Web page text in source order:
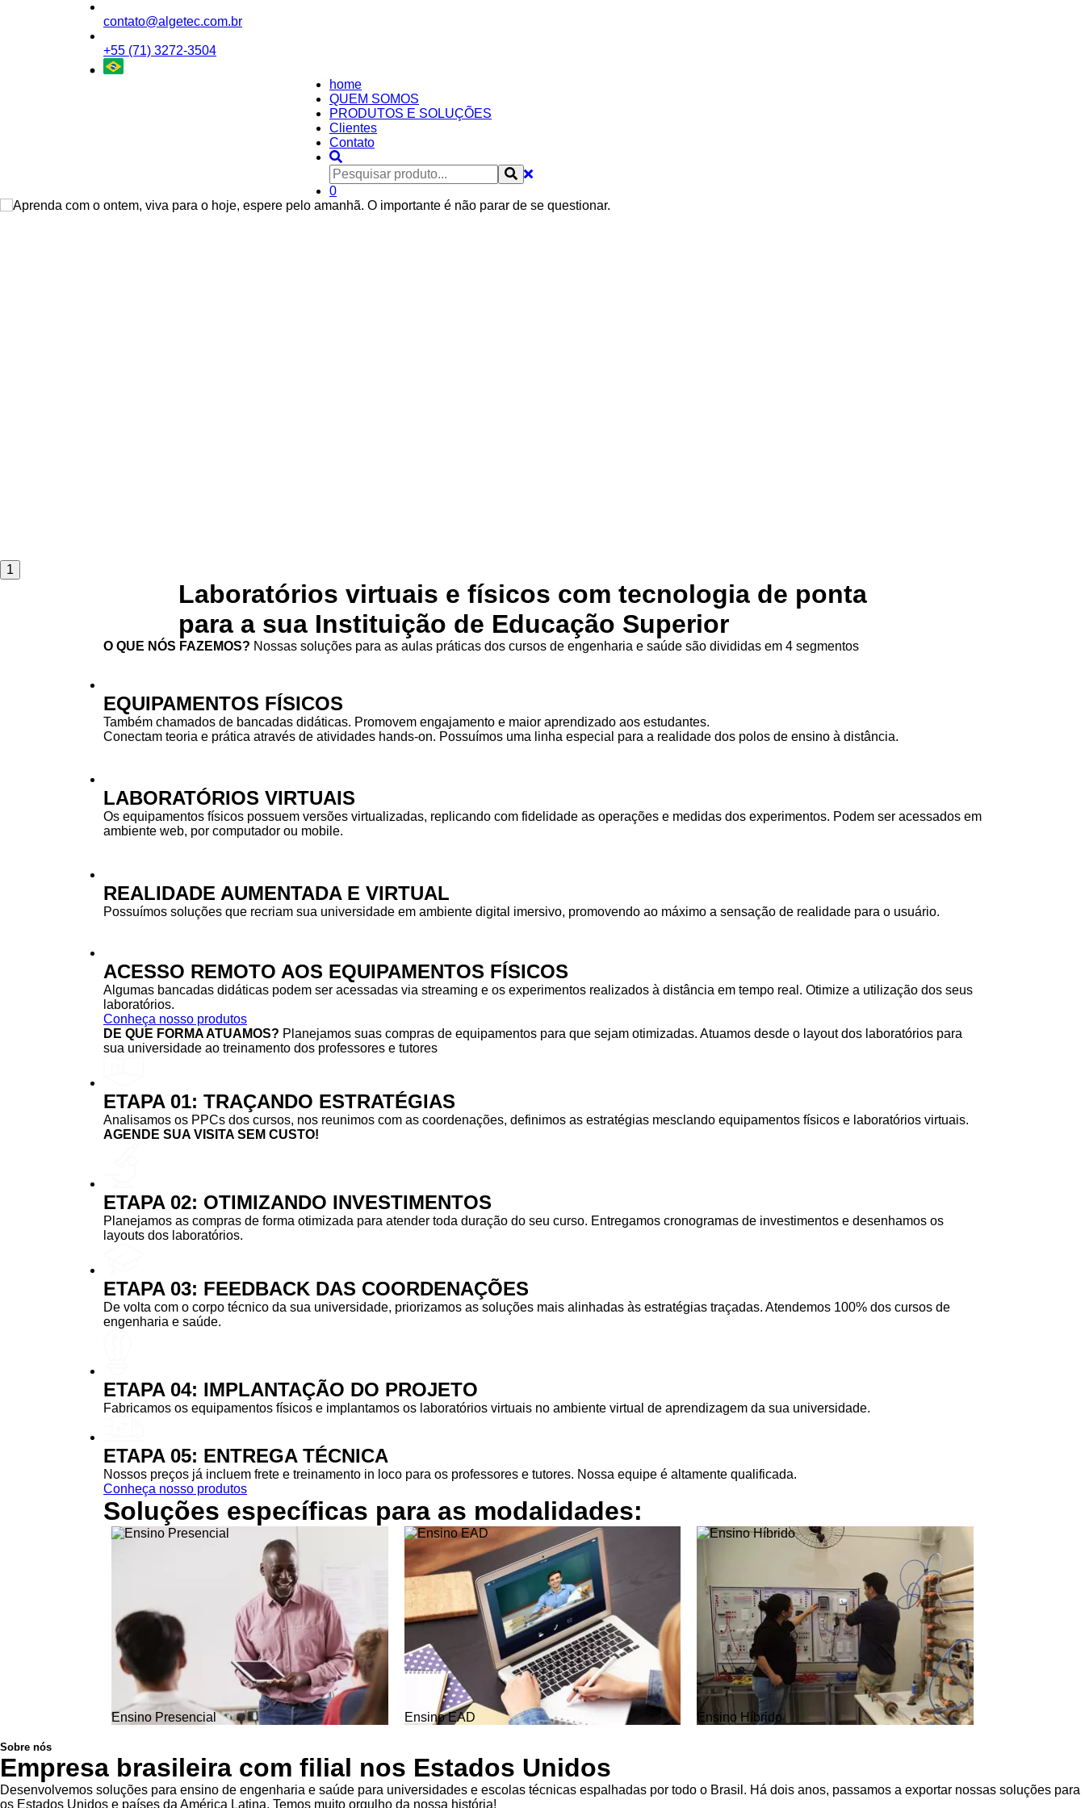
contato@algetec.com.br
+55 (71) 3272-3504
home
QUEM SOMOS
PRODUTOS E SOLUÇÕES
Clientes
Contato
0
1
Laboratórios virtuais e físicos com tecnologia de ponta
para a sua Instituição de Educação Superior
O QUE NÓS FAZEMOS? Nossas soluções para as aulas práticas dos cursos de engenharia e saúde são divididas em 4 segmentos
EQUIPAMENTOS FÍSICOS
Também chamados de bancadas didáticas. Promovem engajamento e maior aprendizado aos estudantes.
Conectam teoria e prática através de atividades hands-on. Possuímos uma linha especial para a realidade dos polos de ensino à distância.
LABORATÓRIOS VIRTUAIS
Os equipamentos físicos possuem versões virtualizadas, replicando com fidelidade as operações e medidas dos experimentos. Podem ser acessados em
ambiente web, por computador ou mobile.
REALIDADE AUMENTADA E VIRTUAL
Possuímos soluções que recriam sua universidade em ambiente digital imersivo, promovendo ao máximo a sensação de realidade para o usuário.
ACESSO REMOTO AOS EQUIPAMENTOS FÍSICOS
Algumas bancadas didáticas podem ser acessadas via streaming e os experimentos realizados à distância em tempo real. Otimize a utilização dos seus
laboratórios.
Conheça nosso produtos
DE QUE FORMA ATUAMOS? Planejamos suas compras de equipamentos para que sejam otimizadas. Atuamos desde o layout dos laboratórios para
sua universidade ao treinamento dos professores e tutores
ETAPA 01: TRAÇANDO ESTRATÉGIAS
Analisamos os PPCs dos cursos, nos reunimos com as coordenações, definimos as estratégias mesclando equipamentos físicos e laboratórios virtuais.
AGENDE SUA VISITA SEM CUSTO!
ETAPA 02: OTIMIZANDO INVESTIMENTOS
Planejamos as compras de forma otimizada para atender toda duração do seu curso. Entregamos cronogramas de investimentos e desenhamos os
layouts dos laboratórios.
ETAPA 03: FEEDBACK DAS COORDENAÇÕES
De volta com o corpo técnico da sua universidade, priorizamos as soluções mais alinhadas às estratégias traçadas. Atendemos 100% dos cursos de
engenharia e saúde.
ETAPA 04: IMPLANTAÇÃO DO PROJETO
Fabricamos os equipamentos físicos e implantamos os laboratórios virtuais no ambiente virtual de aprendizagem da sua universidade.
ETAPA 05: ENTREGA TÉCNICA
Nossos preços já incluem frete e treinamento in loco para os professores e tutores. Nossa equipe é altamente qualificada.
Conheça nosso produtos
Soluções específicas para as modalidades:
Ensino Presencial Ensino EAD Ensino Híbrido
Sobre nós
Empresa brasileira com filial nos Estados Unidos
Desenvolvemos soluções para ensino de engenharia e saúde para universidades e escolas técnicas espalhadas por todo o Brasil. Há dois anos, passamos a exportar nossas soluções para
os Estados Unidos e países da América Latina. Temos muito orgulho da nossa história!